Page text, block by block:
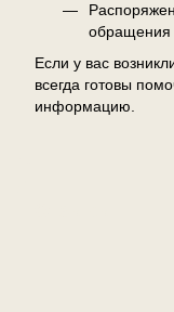
обращения
Если у вас
всегда готовы
информацию.